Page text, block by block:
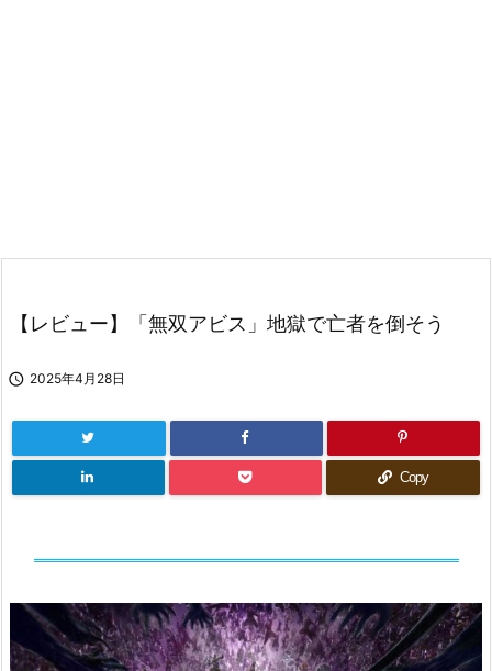
【レビュー】「無双アビス」地獄で亡者を倒そう
 2025年4月28日
Copy